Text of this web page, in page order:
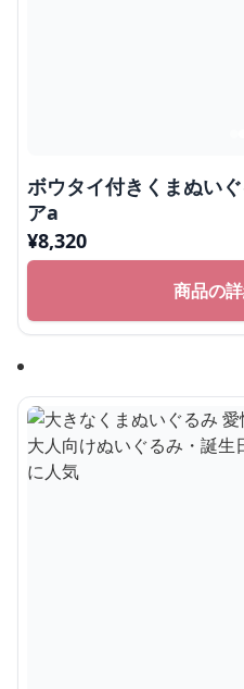
ボウタイ付きくまぬい
アa
¥8,320
商品の